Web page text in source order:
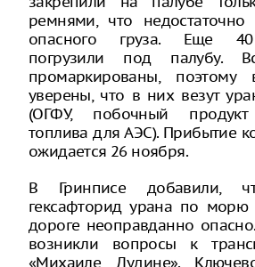
ремнями, что
опасного груза. Еще 40
погрузили под палубу.
промаркированы, поэтому
уверены, что в них везут
(ОГФУ, побочный продукт
топлива для АЭС). Прибытие
ожидается 26 ноября.
В Гринписе добавили,
гексафторид урана по
дороге неоправданно
возникли вопросы к
«Михаиле Дудине».